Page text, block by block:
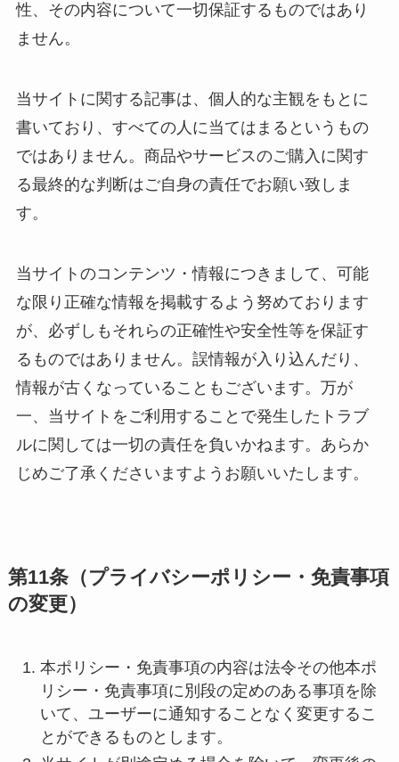
性、その内容について一切保証するものではあり
ません。
当サイトに関する記事は、個人的な主観をもとに
書いており、すべての人に当てはまるというもの
ではありません。商品やサービスのご購入に関す
る最終的な判断はご自身の責任でお願い致しま
す。
当サイトのコンテンツ・情報につきまして、可能
な限り正確な情報を掲載するよう努めております
が、必ずしもそれらの正確性や安全性等を保証す
るものではありません。誤情報が入り込んだり、
情報が古くなっていることもございます。万が
一、当サイトをご利用することで発生したトラブ
ルに関しては一切の責任を負いかねます。あらか
じめご了承くださいますようお願いいたします。
第11条（プライバシーポリシー・免責事項
の変更）
本ポリシー・免責事項の内容は法令その他本ポ
リシー・免責事項に別段の定めのある事項を除
いて、ユーザーに通知することなく変更するこ
とができるものとします。